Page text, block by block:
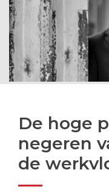
De hoge
negeren
de